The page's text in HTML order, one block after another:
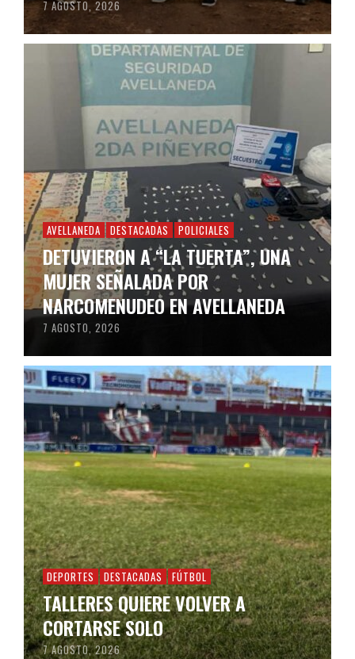
7 AGOSTO, 2026
AVELLANEDA DESTACADAS POLICIALES
DETUVIERON A “LA TUERTA”, UNA
MUJER SEÑALADA POR
NARCOMENUDEO EN AVELLANEDA
7 AGOSTO, 2026
DEPORTES DESTACADAS FÚTBOL
TALLERES QUIERE VOLVER A
CORTARSE SOLO
7 AGOSTO, 2026